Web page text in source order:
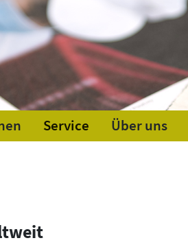
Service Über uns